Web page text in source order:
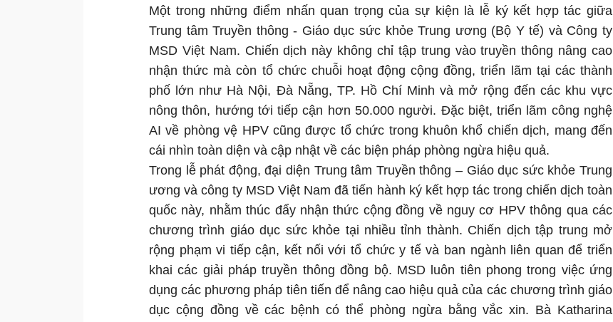
Một trong những điểm nhấn quan trọng của sự kiện là lễ ký kết hợp tác giữa
Trung tâm Truyền thông - Giáo dục sức khỏe Trung ương (Bộ Y tế) và Công ty
MSD Việt Nam. Chiến dịch này không chỉ tập trung vào truyền thông nâng cao
nhận thức mà còn tổ chức chuỗi hoạt động cộng đồng, triển lãm tại các thành
phố lớn như Hà Nội, Đà Nẵng, TP. Hồ Chí Minh và mở rộng đến các khu vực
nông thôn, hướng tới tiếp cận hơn 50.000 người. Đặc biệt, triển lãm công nghệ
AI về phòng vệ HPV cũng được tổ chức trong khuôn khổ chiến dịch, mang đến
cái nhìn toàn diện và cập nhật về các biện pháp phòng ngừa hiệu quả.
Trong lễ phát động, đại diện Trung tâm Truyền thông – Giáo dục sức khỏe Trung
ương và công ty MSD Việt Nam đã tiến hành ký kết hợp tác trong chiến dịch toàn
quốc này, nhằm thúc đẩy nhận thức cộng đồng về nguy cơ HPV thông qua các
chương trình giáo dục sức khỏe tại nhiều tỉnh thành. Chiến dịch tập trung mở
rộng phạm vi tiếp cận, kết nối với tổ chức y tế và ban ngành liên quan để triển
khai các giải pháp truyền thông đồng bộ. MSD luôn tiên phong trong việc ứng
dụng các phương pháp tiên tiến để nâng cao hiệu quả của các chương trình giáo
dục cộng đồng về các bệnh có thể phòng ngừa bằng vắc xin. Bà Katharina